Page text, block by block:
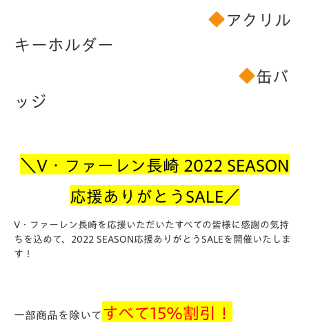
アクリル
キーホルダー
缶バ
ッジ
＼V・ファーレン長崎 2022 SEASON
応援ありがとうSALE／
V・ファーレン長崎を応援いただいたすべての皆様に感謝の気持
ちを込めて、2022 SEASON応援ありがとうSALEを開催いたしま
す！
一部商品を除いて すべて15％割引 ！